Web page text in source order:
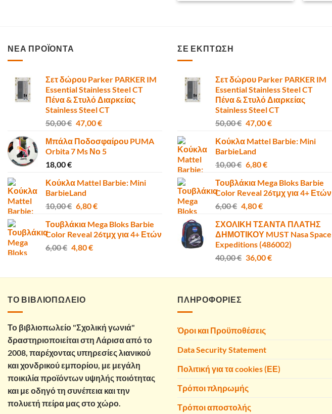
ΝΕΑ ΠΡΟΪΟΝΤΑ
Σετ δώρου Parker PARKER IM
Essential Stainless Steel CT
Πένα & Στυλό Διαρκείας
Stainless Steel CT
50,00€ Original
was:
50,00 €.
47,00€Η
τιμή
είναι:
Μπάλα Ποδοσφαίρου PUMA
Orbita 7 Ms Νο 5
18,00€
Κούκλα Mattel Barbie: Mini
BarbieLand
10,00€ Original
was:
10,00 €.
6,80€Η
τιμή
είναι:
Τουβλάκια Mega Bloks Barbie
Color Reveal 26τμχ για 4+ Ετών
6,00€ Original
6,00 €.
4,80€Η
είναι:
ΣΕ ΕΚΠΤΩΣΗ
Σετ δώρου Parker PARKER IM
Essential Stainless Steel CT
Πένα & Στυλό Διαρκείας
Stainless Steel CT
50,00€ Original
was:
50,00 €.
47,00€Η
τιμή
Κούκλα Mattel Barbie: Mini
BarbieLand
10,00€ Original
was:
10,00 €.
6,80€Η
τιμή
είναι:
Τουβλάκια Mega Bloks Barbie
Color Reveal 26τμχ για 4+ Ετών
6,00€ Original
was:
6,00 €.
4,80€Η
τιμή
είναι:
4,80 €.
ΣΧΟΛΙΚΗ ΤΣΑΝΤΑ ΠΛΑΤΗΣ
ΔΗΜΟΤΙΚΟΥ MUST Nasa Space
Expeditions (486002)
40,00€ Original
was:
36,00€Η
τιμή
ΤΟ ΒΙΒΛΙΟΠΩΛΕΙΟ
Το βιβλιοπωλείο "Σχολική γωνιά"
δραστηριοποιείται στη Λάρισα από το
2008, παρέχοντας υπηρεσίες λιανικού
και χονδρικού εμπορίου, με μεγάλη
ποικιλία προϊόντων υψηλής ποιότητας
και με οδηγό τη συνέπεια και την
πολυετή πείρα μας στο χώρο.
ΠΛΗΡΟΦΟΡΙΕΣ
Όροι και Προϋποθέσεις
Data Security Statement
Πολιτική για τα cookies (ΕΕ)
Τρόποι πληρωμής
Τρόποι αποστολής